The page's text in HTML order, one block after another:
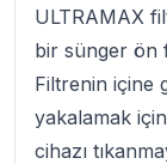
ULTRAMAX
bir sünger ön
Filtrenin içine
yakalamak
cihazı